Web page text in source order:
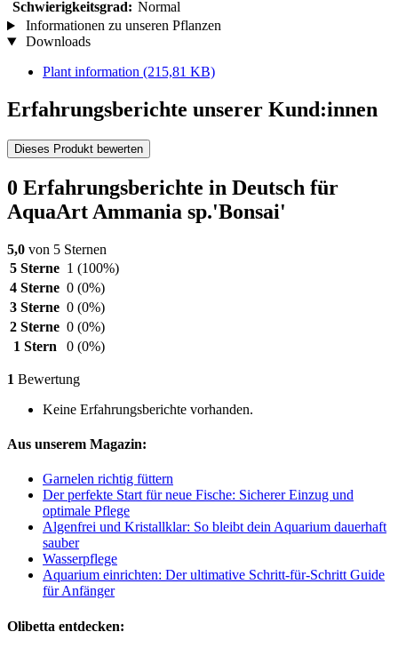
Schwierigkeitsgrad: Normal
Informationen zu unseren Pflanzen
Downloads
Plant information (215,81 KB)
Erfahrungsberichte unserer Kund:innen
Dieses Produkt bewerten
0 Erfahrungsberichte in Deutsch für
AquaArt Ammania sp.'Bonsai'
5,0 von 5 Sternen
5 Sterne 1 (100%)
4 Sterne 0 (0%)
3 Sterne 0 (0%)
2 Sterne 0 (0%)
1 Stern
0 (0%)
1 Bewertung
Keine Erfahrungsberichte vorhanden.
Aus unserem Magazin:
Garnelen richtig füttern
Der perfekte Start für neue Fische: Sicherer Einzug und
optimale Pflege
Algenfrei und Kristallklar: So bleibt dein Aquarium dauerhaft
sauber
Wasserpflege
Aquarium einrichten: Der ultimative Schritt-für-Schritt Guide
für Anfänger
Olibetta entdecken: